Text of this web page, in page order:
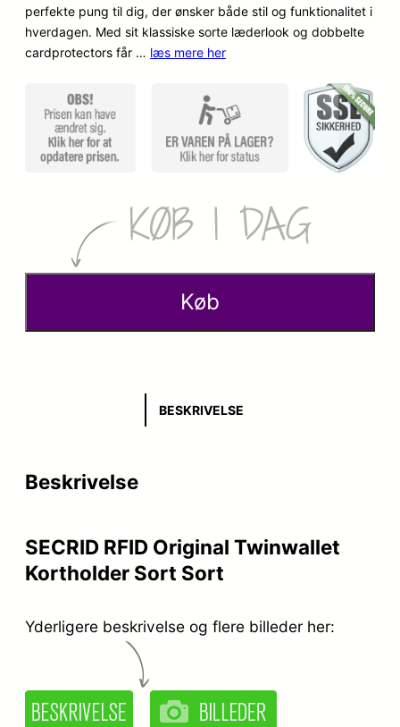
perfekte pung til dig, der ønsker både stil og funktionalitet i
hverdagen. Med sit klassiske sorte læderlook og dobbelte
cardprotectors får … læs mere her
Køb
BESKRIVELSE
Beskrivelse
SECRID RFID Original Twinwallet
Kortholder Sort Sort
Yderligere beskrivelse og flere billeder her: